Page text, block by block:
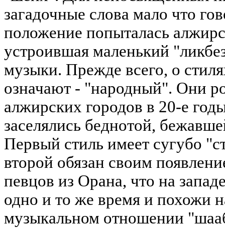
загадочные слова мало что
положение попыталась
устроившая маленький
музыки. Прежде всего, о
означают - "народный". Они
алжирских городов в 20-е
заселялись беднотой,
Первый стиль имеет сугубо
второй обязан своим
певцов из Орана, что на
одно и то же время и похожи
музыкальном отношении